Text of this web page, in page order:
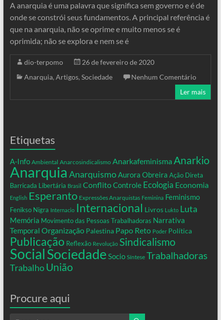
A anarquia é uma palavra que significa sem governo e é de
onde se constrói seus fundamentos. A principal referência é
que na anarquia, não se oprime e muito menos se é
oprimida; não se explora e nem se é
dio-terpomo
26 de fevereiro de 2020
Anarquia, Artigos, Sociedade
Nenhum Comentário
Ler mais
Etiquetas
A-Info Ambiental Anarcosindicalismo Anarkafeminisma Anarkio
Anarquia AnarquismoAurora Obreira Ação Direta
Barricada Libertária Brasil ConflitoControle Ecologia Economia
English Esperanto Expressões Anarquistas Feminina Feminismo
Fenikso Nigra Internacio Internacional Livros Lukto Luta
Memória Movimento das Pessoas Trabalhadoras Narrativa
Temporal Organização Palestina Papo Reto Poder Política
Publicação Reflexão Revolução Sindicalismo
SocialSociedade Socio Síntese Trabalhadoras
Trabalho União
Procure aqui